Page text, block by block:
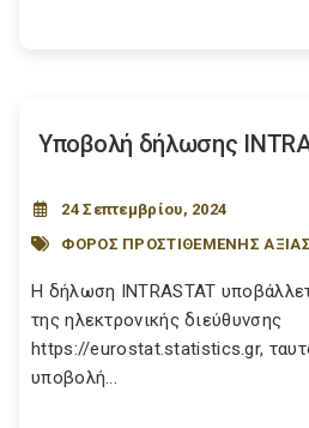
Υποβολή δήλωσης
24 Σεπτεμβρίου, 2024
ΦΟΡΟΣ ΠΡΟΣΤΙΘΕΜΕΝΗΣ
Η δήλωση INTRASTAT
της ηλεκτρονικής διεύθυνσης
https://eurostat.statistics.gr,
υποβολή...